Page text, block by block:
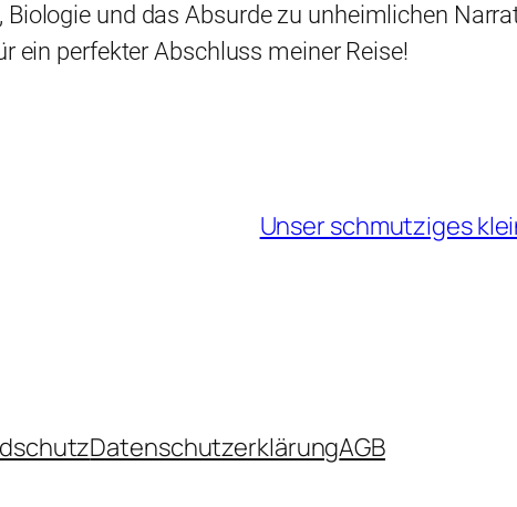
und das Absurde zu unheimlichen
ein perfekter Abschluss meiner Reise!
Unser schmutziges
DatenschutzerklärungAGB